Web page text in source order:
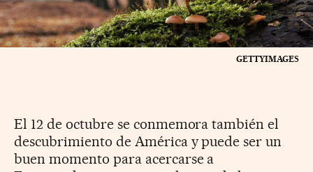
GETTYIMAGES
El 12 de octubre se conmemora también el
descubrimiento de América y puede ser un
buen momento para acercarse a